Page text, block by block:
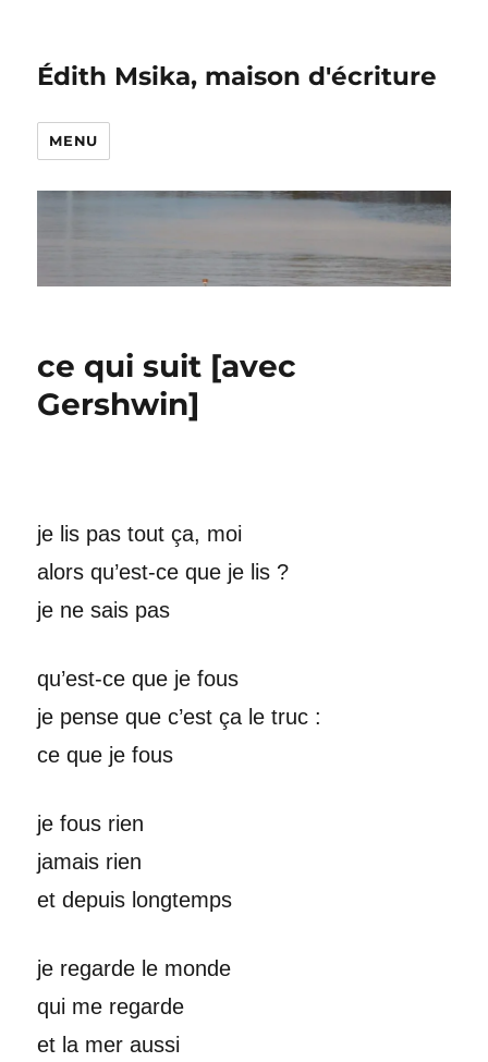
Édith Msika, maison d'écriture
MENU
ce qui suit [avec
Gershwin]
je lis pas tout ça, moi
alors qu’est-ce que je lis ?
je ne sais pas
qu’est-ce que je fous
je pense que c’est ça le truc :
ce que je fous
je fous rien
jamais rien
et depuis longtemps
je regarde le monde
qui me regarde
et la mer aussi